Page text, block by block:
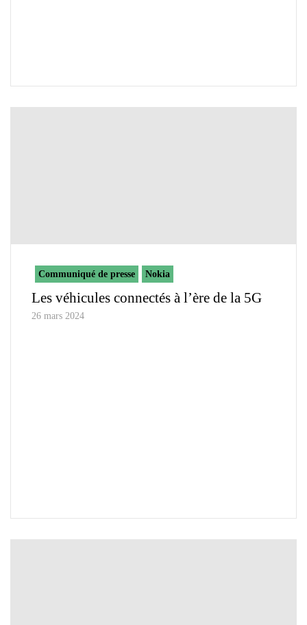
Communiqué de presse Nokia
Les véhicules connectés à l’ère de la 5G
26 mars 2024